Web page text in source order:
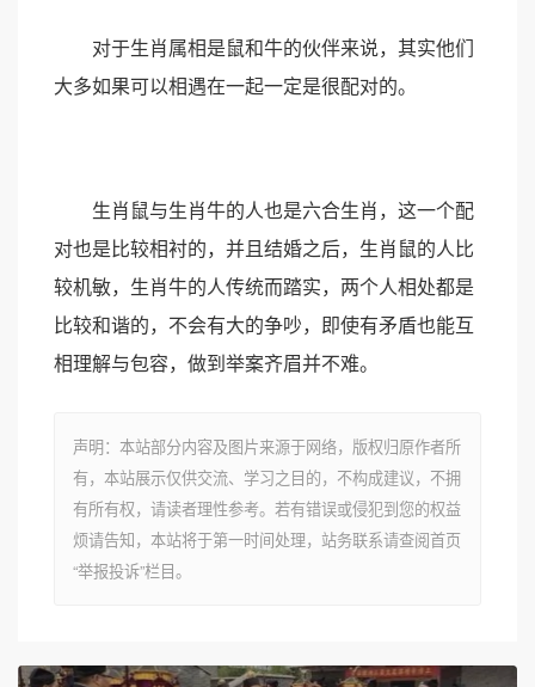
对于生肖属相是鼠和牛的伙伴来说，其实他们
大多如果可以相遇在一起一定是很配对的。
生肖鼠与生肖牛的人也是六合生肖，这一个配
对也是比较相衬的，并且结婚之后，生肖鼠的人比
较机敏，生肖牛的人传统而踏实，两个人相处都是
比较和谐的，不会有大的争吵，即使有矛盾也能互
相理解与包容，做到举案齐眉并不难。
声明：本站部分内容及图片来源于网络，版权归原作者所
有，本站展示仅供交流、学习之目的，不构成建议，不拥
有所有权，请读者理性参考。若有错误或侵犯到您的权益
烦请告知，本站将于第一时间处理，站务联系请查阅首页
“举报投诉”栏目。